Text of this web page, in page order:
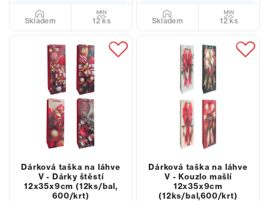
Skladem 12 ks Skladem 12 ks
Dárková taška na láhve
V - Dárky štěstí
12x35x9cm (12ks/bal,
600/krt)
Dárková taška na láhve
V - Kouzlo mašlí
12x35x9cm
(12ks/bal,600/krt)